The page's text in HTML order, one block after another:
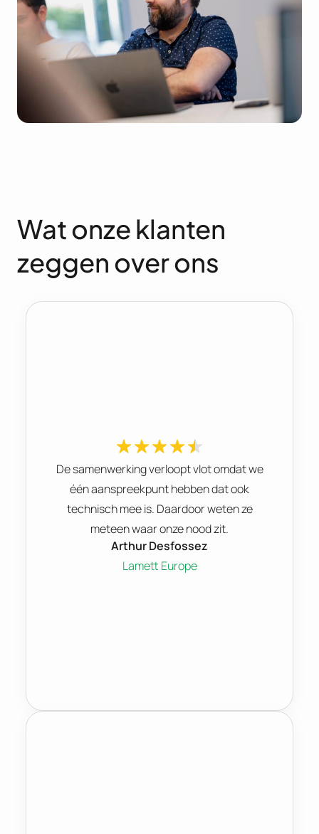
Wat onze klanten
zeggen over ons
De samenwerking verloopt vlot omdat we
één aanspreekpunt hebben dat ook
technisch mee is. Daardoor weten ze
meteen waar onze nood zit.
Arthur Desfossez
Lamett Europe